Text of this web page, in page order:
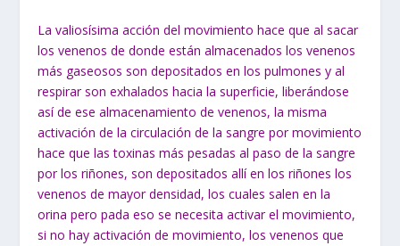
La valiosísima acción del movimiento hace que al sacar
los venenos de donde están almacenados los venenos
más gaseosos son depositados en los pulmones y al
respirar son exhalados hacia la superficie, liberándose
así de ese almacenamiento de venenos, la misma
activación de la circulación de la sangre por movimiento
hace que las toxinas más pesadas al paso de la sangre
por los riñones, son depositados allí en los riñones los
venenos de mayor densidad, los cuales salen en la
orina pero pada eso se necesita activar el movimiento,
si no hay activación de movimiento, los venenos que